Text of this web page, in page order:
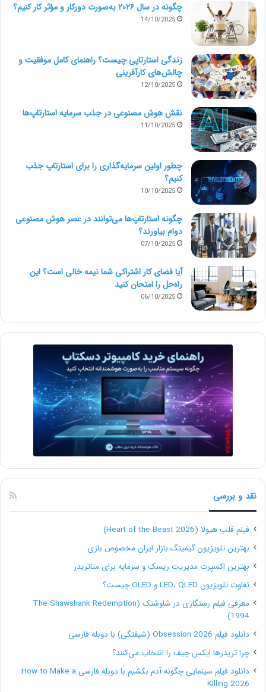
چگونه در سال ۲۰۲۶ به‌صورت دورکار و مؤثر کار کنیم؟
14/10/2025
زندگی استارتاپی چیست؟ راهنمای کامل موفقیت و
چالش‌های کارآفرینی
12/10/2025
نقش هوش مصنوعی در جذب سرمایه استارتاپ‌ها
11/10/2025
چطور اولین سرمایه‌گذاری را برای استارتاپ جذب
کنیم؟
10/10/2025
چگونه استارتاپ‌ها می‌توانند در عصر هوش مصنوعی
دوام بیاورند؟
07/10/2025
آیا فضای کار اشتراکی شما نیمه‌ خالی است؟ این
راه‌حل را امتحان کنید
06/10/2025
نقد و بررسی
فیلم قلب هیولا (Heart of the Beast 2026)
بهترین تلویزیون گیمینگ بازار ایران مخصوص بازی
بهترین اکسپرت مدیریت ریسک و سرمایه برای متاتریدر
تفاوت تلویزیون LED، QLED و OLED چیست؟
معرفی فیلم رستگاری در شاوشنک (The Shawshank Redemption
1994)
دانلود فیلم Obsession 2026 (شیفتگی) با دوبله فارسی
چرا تریدرها ایکس چیف را انتخاب می‌کنند؟
دانلود فیلم سینمایی چگونه آدم بکشیم با دوبله فارسی How to Make a
Killing 2026